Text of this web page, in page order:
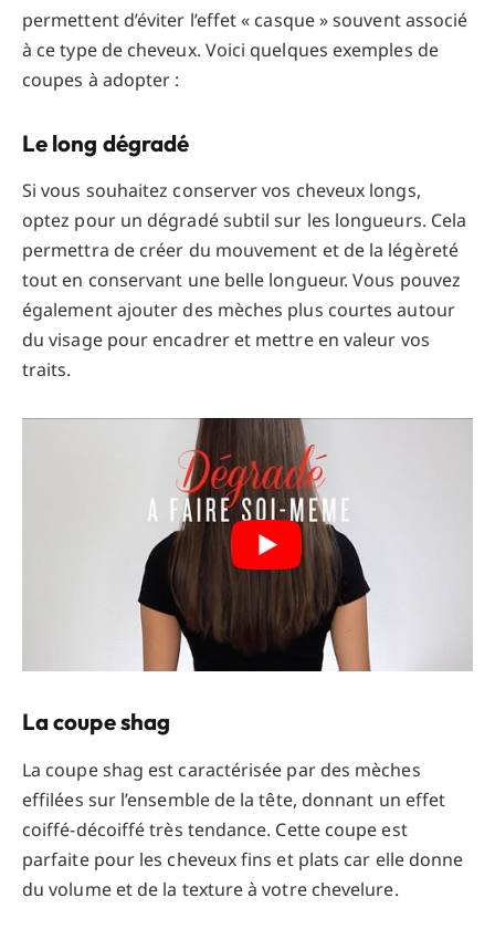
permettent d’éviter l’effet « casque » souvent associé
à ce type de cheveux. Voici quelques exemples de
coupes à adopter :
Le long dégradé
Si vous souhaitez conserver vos cheveux longs,
optez pour un dégradé subtil sur les longueurs. Cela
permettra de créer du mouvement et de la légèreté
tout en conservant une belle longueur. Vous pouvez
également ajouter des mèches plus courtes autour
du visage pour encadrer et mettre en valeur vos
traits.
La coupe shag
La coupe shag est caractérisée par des mèches
effilées sur l’ensemble de la tête, donnant un effet
coiffé-décoiffé très tendance. Cette coupe est
parfaite pour les cheveux fins et plats car elle donne
du volume et de la texture à votre chevelure.